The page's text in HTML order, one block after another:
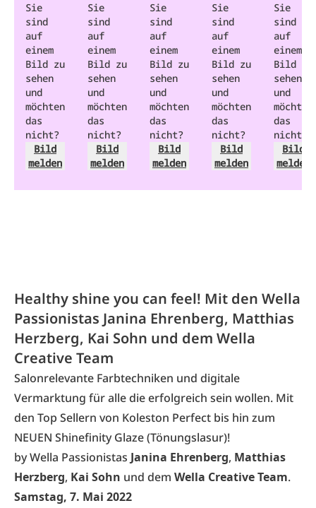
Sie
sind
auf
einem
Bild zu
sehen
und
möchten
das
nicht?
Bild
melden
Sie
sind
auf
einem
Bild zu
sehen
und
möchten
das
nicht?
Bild
melden
Sie
sind
auf
einem
Bild zu
sehen
und
möchten
das
nicht?
Bild
melden
Sie
sind
auf
einem
Bild zu
sehen
und
möchten
das
nicht?
Bild
melden
Sie
sind
auf
einem
Bild zu
sehen
und
möchten
das
nicht?
Bild
melden
Healthy shine you can feel! Mit den Wella
Passionistas Janina Ehrenberg, Matthias
Herzberg, Kai Sohn und dem Wella
Creative Team
Salonrelevante Farbtechniken und digitale
Vermarktung für alle die erfolgreich sein wollen. Mit
den Top Sellern von Koleston Perfect bis hin zum
NEUEN Shinefinity Glaze (Tönungslasur)!
by Wella Passionistas Janina Ehrenberg, Matthias
Herzberg, Kai Sohn und dem Wella Creative Team.
Samstag, 7. Mai 2022